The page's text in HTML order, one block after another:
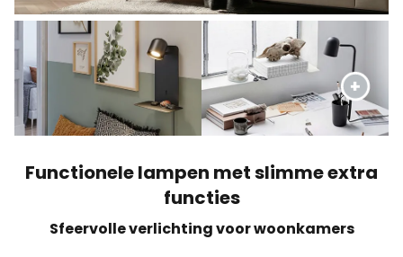
Functionele lampen met slimme extra
functies
Sfeervolle verlichting voor woonkamers